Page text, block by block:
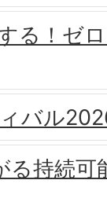
る！ゼ
バル
る持続可